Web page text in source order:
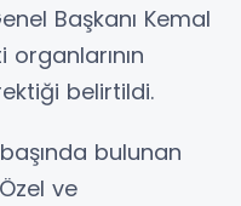
Başkanı Kemal
organlarının
belirtildi.
bulunan
ve